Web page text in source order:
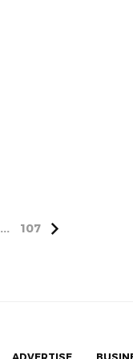
... 107
ADVERTISE